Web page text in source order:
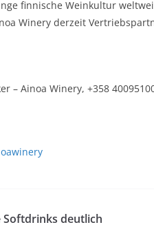
finnische Weinkultur
Winery derzeit
– Ainoa Winery, +358
deutlich